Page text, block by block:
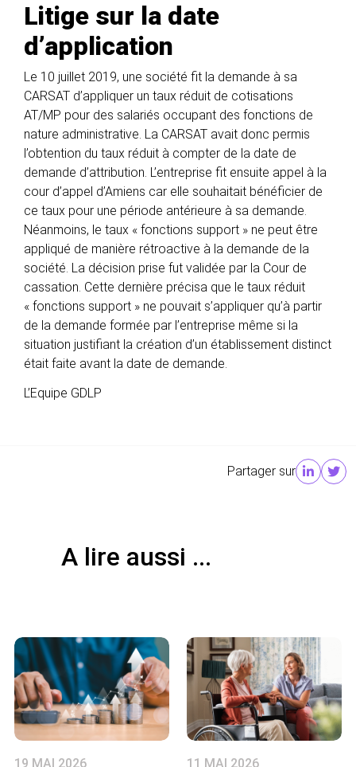
Litige sur la date
d’application
Le 10 juillet 2019, une société fit la demande à sa
CARSAT d’appliquer un taux réduit de cotisations
AT/MP pour des salariés occupant des fonctions de
nature administrative. La CARSAT avait donc permis
l’obtention du taux réduit à compter de la date de
demande d’attribution. L’entreprise fit ensuite appel à la
cour d’appel d’Amiens car elle souhaitait bénéficier de
ce taux pour une période antérieure à sa demande.
Néanmoins, le taux « fonctions support » ne peut être
appliqué de manière rétroactive à la demande de la
société. La décision prise fut validée par la Cour de
cassation. Cette dernière précisa que le taux réduit
« fonctions support » ne pouvait s’appliquer qu’à partir
de la demande formée par l’entreprise même si la
situation justifiant la création d’un établissement distinct
était faite avant la date de demande.
L’Equipe GDLP
Partager sur
A lire aussi ...
19 MAI 2026
11 MAI 2026